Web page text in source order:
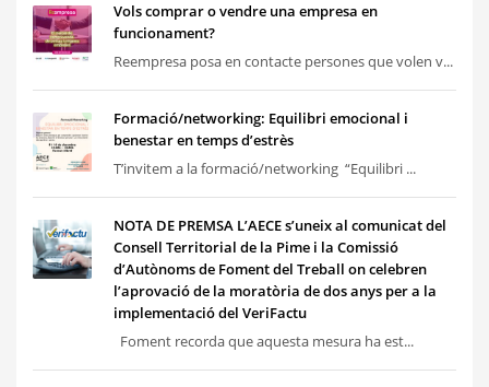
Vols comprar o vendre una empresa en
funcionament?
Reempresa posa en contacte persones que volen v...
Formació/networking: Equilibri emocional i
benestar en temps d’estrès
T’invitem a la formació/networking “Equilibri ...
NOTA DE PREMSA L’AECE s’uneix al comunicat del
Consell Territorial de la Pime i la Comissió
d’Autònoms de Foment del Treball on celebren
l’aprovació de la moratòria de dos anys per a la
implementació del VeriFactu
Foment recorda que aquesta mesura ha est...